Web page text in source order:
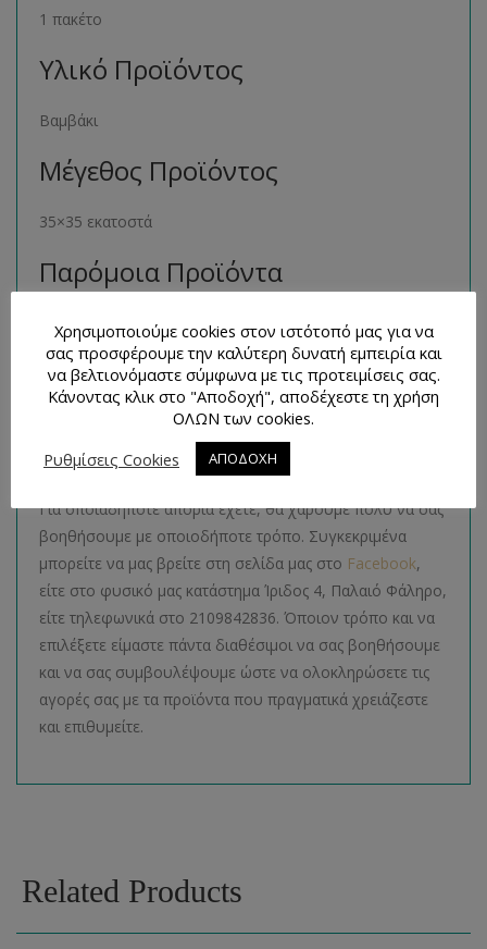
1 πακέτο
Υλικό Προϊόντος
Βαμβάκι
Μέγεθος Προϊόντος
35×35 εκατοστά
Παρόμοια Προϊόντα
Μπορείτε να βρείτε πολλά παρόμοια προϊόντα της ίδιας
κατηγορίας στο ηλεκτρονικό μας κατάστημα
ακολουθώντας τον σύνδεσμο εδώ.
Τρόποι Επικοινωνίας και
Απορίες
Για οποιαδήποτε απορία έχετε, θα χαρούμε πολύ να σας
βοηθήσουμε με οποιοδήποτε τρόπο. Συγκεκριμένα
μπορείτε να μας βρείτε στη σελίδα μας στο Facebook,
είτε στο φυσικό μας κατάστημα Ίριδος 4, Παλαιό Φάληρο,
είτε τηλεφωνικά στο 2109842836. Όποιον τρόπο και να
επιλέξετε είμαστε πάντα διαθέσιμοι να σας βοηθήσουμε
και να σας συμβουλέψουμε ώστε να ολοκληρώσετε τις
αγορές σας με τα προϊόντα που πραγματικά χρειάζεστε
και επιθυμείτε.
Related Products
Χρησιμοποιούμε cookies στον ιστότοπό μας για να
σας προσφέρουμε την καλύτερη δυνατή εμπειρία και
να βελτιονόμαστε σύμφωνα με τις προτειμίσεις σας.
Κάνοντας κλικ στο "Αποδοχή", αποδέχεστε τη χρήση
ΟΛΩΝ των cookies.
Ρυθμίσεις Cookies
ΑΠΟΔΟΧΗ